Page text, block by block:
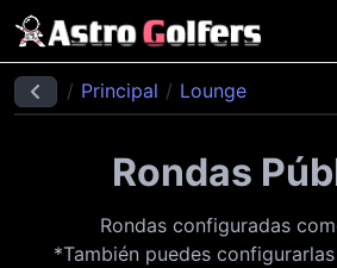
Principal Lounge
Rondas
Rondas configuradas
*También puedes